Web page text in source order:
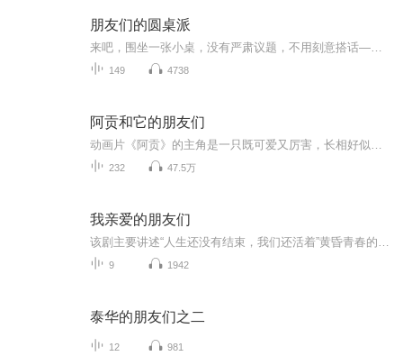
朋友们的圆桌派
149 4738
阿贡和它的朋友们
232 47.5万
我亲爱的朋友们
9 1942
泰华的朋友们之二
12 981